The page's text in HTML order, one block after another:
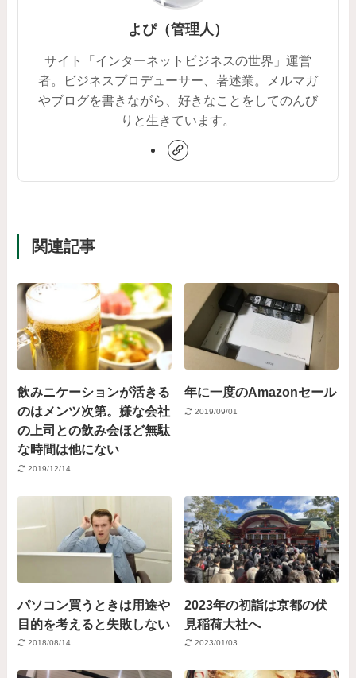
よぴ（管理人）
サイト「インターネットビジネスの世界」運営
者。ビジネスプロデューサー、著述業。メルマガ
やブログを書きながら、好きなことをしてのんび
りと生きています。
関連記事
飲みニケーションが活きる
のはメンツ次第。嫌な会社
の上司との飲み会ほど無駄
な時間は他にない
2019/12/14
年に一度のAmazonセール
2019/09/01
パソコン買うときは用途や
目的を考えると失敗しない
2018/08/14
2023年の初詣は京都の伏
見稲荷大社へ
2023/01/03